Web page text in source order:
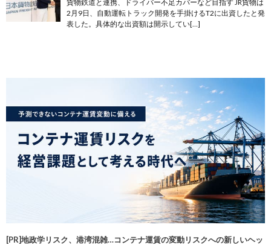
貨物鉄道と連携、ドライバー不足カバーなど目指す JR貨物は
2月9日、自動運転トラック開発を手掛けるT2に出資したと発
表した。具体的な出資額は開示してい[…]
[PR]地政学リスク、港湾混雑…コンテナ運賃の変動リスクへの新しいヘッ